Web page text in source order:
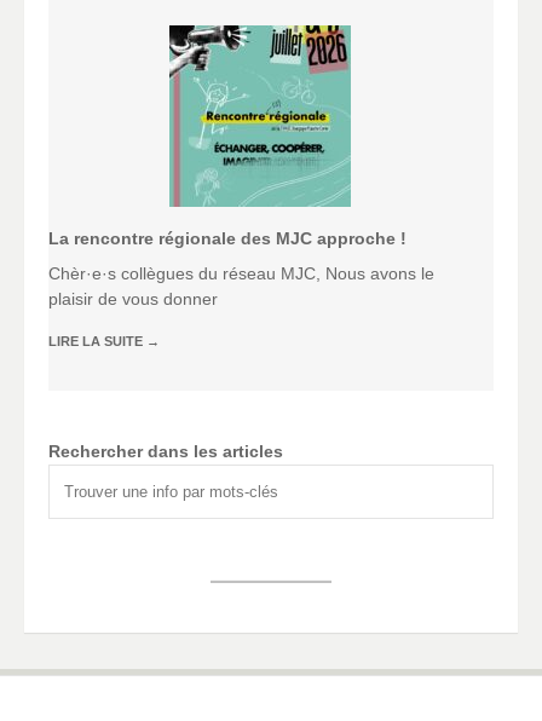
La rencontre régionale des MJC approche !
Chèr·e·s collègues du réseau MJC, Nous avons le
plaisir de vous donner
LIRE LA SUITE →
Rechercher dans les articles